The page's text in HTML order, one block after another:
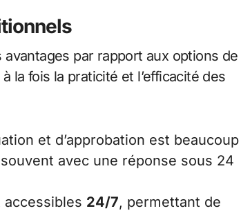
par rapport aux options de
la fois la praticité et l’efficacité des
et d’approbation est beaucoup
avec une réponse sous 24
accessibles 24/7, permettant de